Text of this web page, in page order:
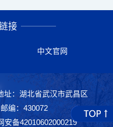
接
中文官网
：湖北省武汉市武昌区
编：430072
安备42010602000219